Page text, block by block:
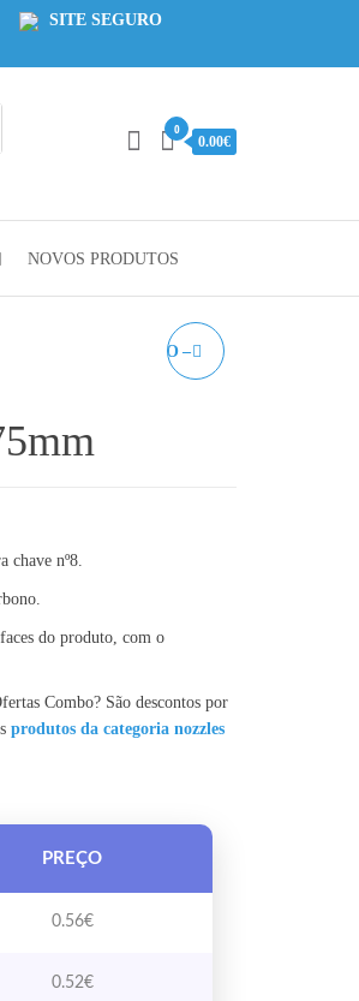
SITE SEGURO
0
0.00€
NOVOS PRODUTOS
NOZZLE MK8 EM AÇO –
chave nº8.
do produto, com o
Combo? São descontos por
produtos da categoria nozzles
PREÇO
0.56€
0.52€